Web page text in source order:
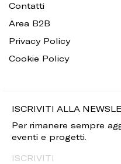
Contatti
Area B2B
Privacy Policy
Cookie Policy
ISCRIVITI ALLA
Per rimanere sempre
eventi e progetti.
ISCRIVITI